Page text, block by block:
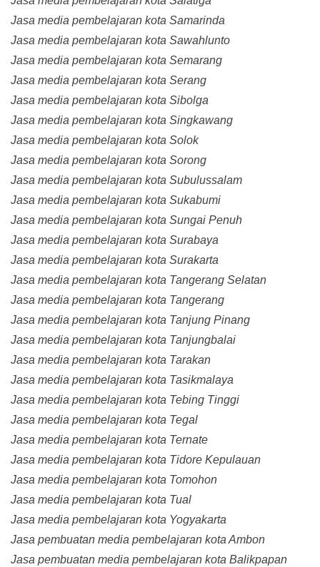
Jasa media pembelajaran kota Samarinda
Jasa media pembelajaran kota Sawahlunto
Jasa media pembelajaran kota Semarang
Jasa media pembelajaran kota Serang
Jasa media pembelajaran kota Sibolga
Jasa media pembelajaran kota Singkawang
Jasa media pembelajaran kota Solok
Jasa media pembelajaran kota Sorong
Jasa media pembelajaran kota Subulussalam
Jasa media pembelajaran kota Sukabumi
Jasa media pembelajaran kota Sungai Penuh
Jasa media pembelajaran kota Surabaya
Jasa media pembelajaran kota Surakarta
Jasa media pembelajaran kota Tangerang Selatan
Jasa media pembelajaran kota Tangerang
Jasa media pembelajaran kota Tanjung Pinang
Jasa media pembelajaran kota Tanjungbalai
Jasa media pembelajaran kota Tarakan
Jasa media pembelajaran kota Tasikmalaya
Jasa media pembelajaran kota Tebing Tinggi
Jasa media pembelajaran kota Tegal
Jasa media pembelajaran kota Ternate
Jasa media pembelajaran kota Tidore Kepulauan
Jasa media pembelajaran kota Tomohon
Jasa media pembelajaran kota Tual
Jasa media pembelajaran kota Yogyakarta
Jasa pembuatan media pembelajaran kota Ambon
Jasa pembuatan media pembelajaran kota Balikpapan